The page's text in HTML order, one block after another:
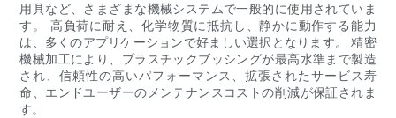
用具など、さまざまな機械システムで一般的に使用されていま
す。 高負荷に耐え、化学物質に抵抗し、静かに動作する能力
は、多くのアプリケーションで好ましい選択となります。 精密
機械加工により、プラスチックブッシングが最高水準まで製造
され、信頼性の高いパフォーマンス、拡張されたサービス寿
命、エンドユーザーのメンテナンスコストの削減が保証されま
す。